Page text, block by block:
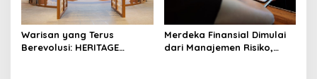
Warisan yang Terus
Berevolusi: HERITAGE
Merdeka Finansial Dimulai
dari Manajemen Risiko,